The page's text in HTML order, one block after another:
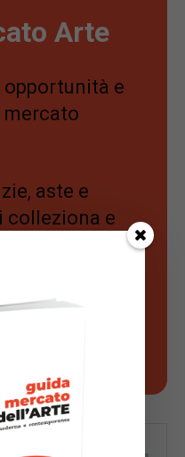
Arte
e
aste e
colleziona e